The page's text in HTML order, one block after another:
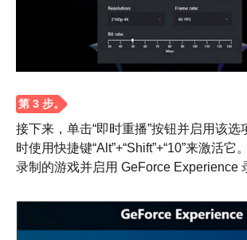
接下来，单击“即时重播”按钮并启用该选
时使用快捷键“Alt”+“Shift”+“10”来激活它
录制的游戏并启用 GeForce Experience